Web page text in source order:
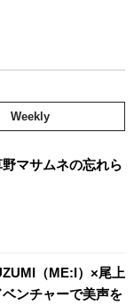
Weekly
マサムネの忘れら
（ME:I）×尾上
ンチャーで美声を